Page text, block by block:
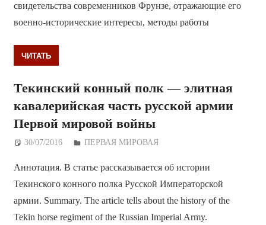
свидетельства современников Фрунзе, отражающие его
военно-исторические интересы, методы работы
ЧИТАТЬ
Текинский конный полк — элитная
кавалерийская часть русской армии
Первой мировой войны
30/07/2016 Дежурный по Редакции
ПЕРВАЯ МИРОВАЯ
Аннотация. В статье рассказывается об истории
Текинского конного полка Русской Императорской
армии. Summary. The article tells about the history of the
Tekin horse regiment of the Russian Imperial Army.